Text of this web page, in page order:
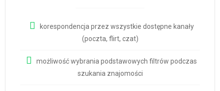
korespondencja przez wszystkie dostępne kanały
(poczta, flirt, czat)
możliwość wybrania podstawowych filtrów podczas
szukania znajomości